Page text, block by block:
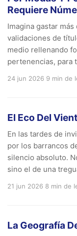
Requiere
Imagina gastar
validaciones de
medio rellenando
pertenencias, para
24 jun 2026 9 min de
El Eco Del
En las tardes de
por los barrancos
silencio absoluto.
sino el de una
21 jun 2026 8 min de
La Geografía